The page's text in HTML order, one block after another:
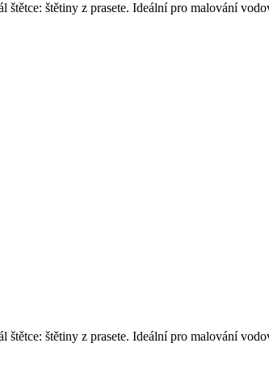
štětiny z prasete. Ideální pro malování
štětiny z prasete. Ideální pro malování